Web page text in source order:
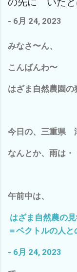
- 6月 24, 2023
みなさ〜ん、
こんばんわ〜
はざま自然農園
今日の、三重県
なんとか、雨は・
午前中は、
はざま自然農の
＝ベクトルの人
- 6月 24, 2023